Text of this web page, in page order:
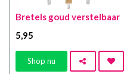
Bretels goud verstelbaar
5 ,95
Shop nu